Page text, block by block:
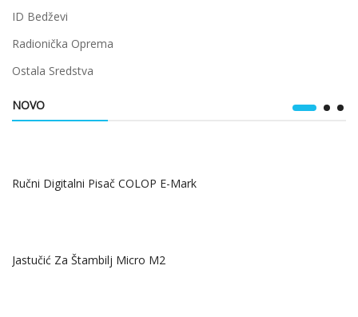
ID Bedževi
Radionička Oprema
Ostala Sredstva
NOVO
Ručni Digitalni Pisač COLOP E-Mark
Jastučić Za Štambilj Micro M2